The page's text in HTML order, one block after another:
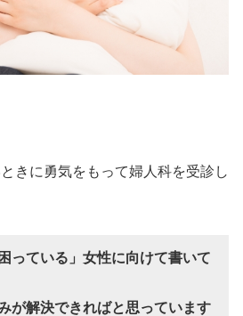
きに勇気をもって婦人科を受診し
っている」女性に向けて書いて
が解決できればと思っています